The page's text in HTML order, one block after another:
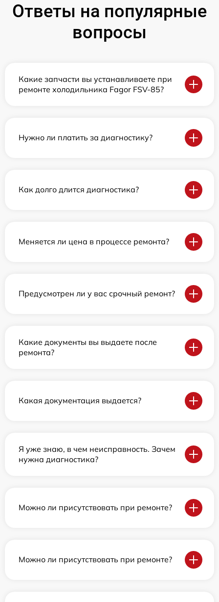
Ответы на популярные
вопросы
Какие запчасти вы устанавливаете при
ремонте холодильника Fagor FSV-85?
Нужно ли платить за диагностику?
Как долго длится диагностика?
Меняется ли цена в процессе ремонта?
Предусмотрен ли у вас срочный ремонт?
Какие документы вы выдаете после
ремонта?
Какая документация выдается?
Я уже знаю, в чем неисправность. Зачем
нужна диагностика?
Можно ли присутствовать при ремонте?
Можно ли присутствовать при ремонте?